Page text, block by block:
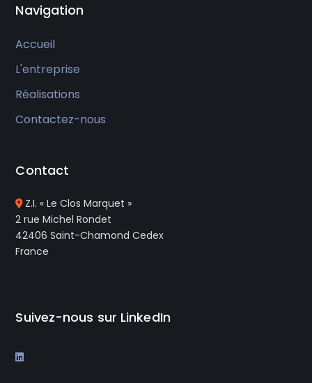
Navigation
Accueil
L'entreprise
Réalisations
Contactez-nous
Contact
Z.I. « Le Clos Marquet »
2 rue Michel Rondet
42406 Saint-Chamond Cedex
France
Suivez-nous sur LinkedIn